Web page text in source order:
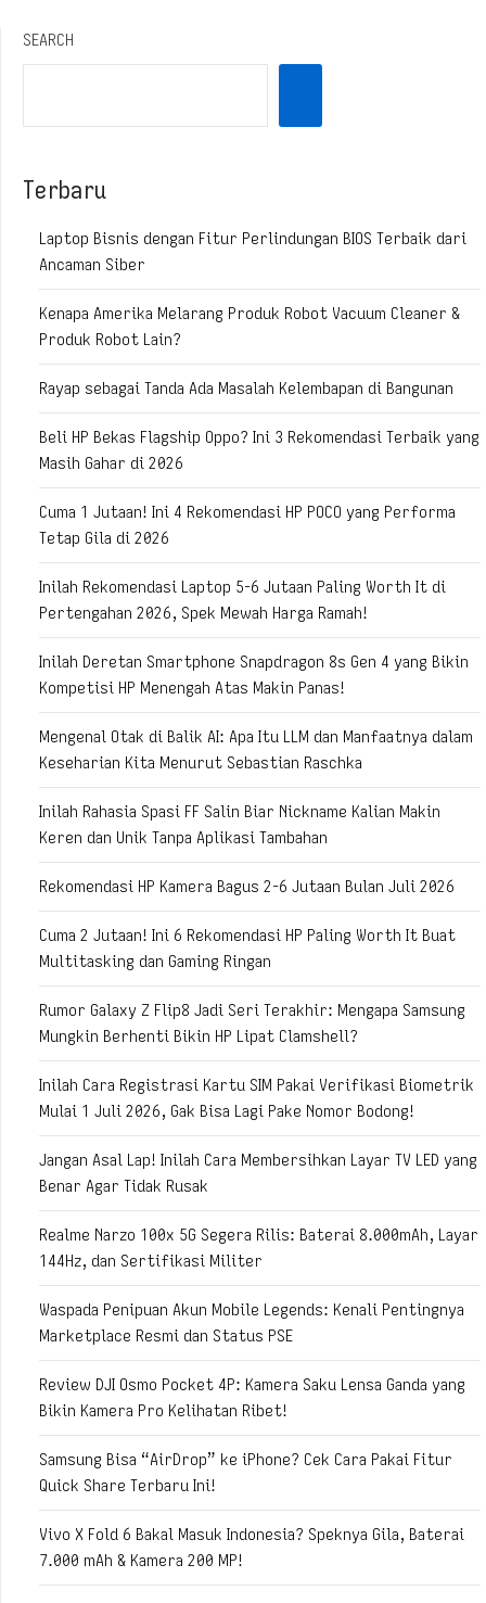
SEARCH
Terbaru
Laptop Bisnis dengan Fitur Perlindungan BIOS Terbaik dari
Ancaman Siber
Kenapa Amerika Melarang Produk Robot Vacuum Cleaner &
Produk Robot Lain?
Rayap sebagai Tanda Ada Masalah Kelembapan di Bangunan
Beli HP Bekas Flagship Oppo? Ini 3 Rekomendasi Terbaik yang
Masih Gahar di 2026
Cuma 1 Jutaan! Ini 4 Rekomendasi HP POCO yang Performa
Tetap Gila di 2026
Inilah Rekomendasi Laptop 5-6 Jutaan Paling Worth It di
Pertengahan 2026, Spek Mewah Harga Ramah!
Inilah Deretan Smartphone Snapdragon 8s Gen 4 yang Bikin
Kompetisi HP Menengah Atas Makin Panas!
Mengenal Otak di Balik AI: Apa Itu LLM dan Manfaatnya dalam
Keseharian Kita Menurut Sebastian Raschka
Inilah Rahasia Spasi FF Salin Biar Nickname Kalian Makin
Keren dan Unik Tanpa Aplikasi Tambahan
Rekomendasi HP Kamera Bagus 2-6 Jutaan Bulan Juli 2026
Cuma 2 Jutaan! Ini 6 Rekomendasi HP Paling Worth It Buat
Multitasking dan Gaming Ringan
Rumor Galaxy Z Flip8 Jadi Seri Terakhir: Mengapa Samsung
Mungkin Berhenti Bikin HP Lipat Clamshell?
Inilah Cara Registrasi Kartu SIM Pakai Verifikasi Biometrik
Mulai 1 Juli 2026, Gak Bisa Lagi Pake Nomor Bodong!
Jangan Asal Lap! Inilah Cara Membersihkan Layar TV LED yang
Benar Agar Tidak Rusak
Realme Narzo 100x 5G Segera Rilis: Baterai 8.000mAh, Layar
144Hz, dan Sertifikasi Militer
Waspada Penipuan Akun Mobile Legends: Kenali Pentingnya
Marketplace Resmi dan Status PSE
Review DJI Osmo Pocket 4P: Kamera Saku Lensa Ganda yang
Bikin Kamera Pro Kelihatan Ribet!
Samsung Bisa “AirDrop” ke iPhone? Cek Cara Pakai Fitur
Quick Share Terbaru Ini!
Vivo X Fold 6 Bakal Masuk Indonesia? Speknya Gila, Baterai
7.000 mAh & Kamera 200 MP!